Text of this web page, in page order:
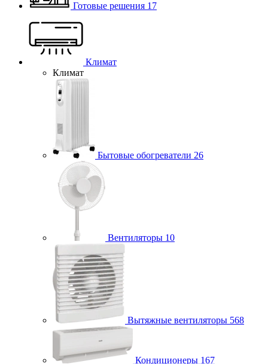
Готовые решения 17
Климат
Климат
Бытовые обогреватели 26
Вентиляторы 10
Вытяжные вентиляторы 568
Кондиционеры 167